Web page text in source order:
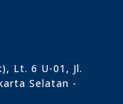
Lt. 6 U-01, Jl.
Selatan -